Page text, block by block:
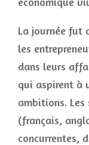
La journée fut
les
dans leurs
qui aspirent à
ambitions.
(français,
concurrentes,